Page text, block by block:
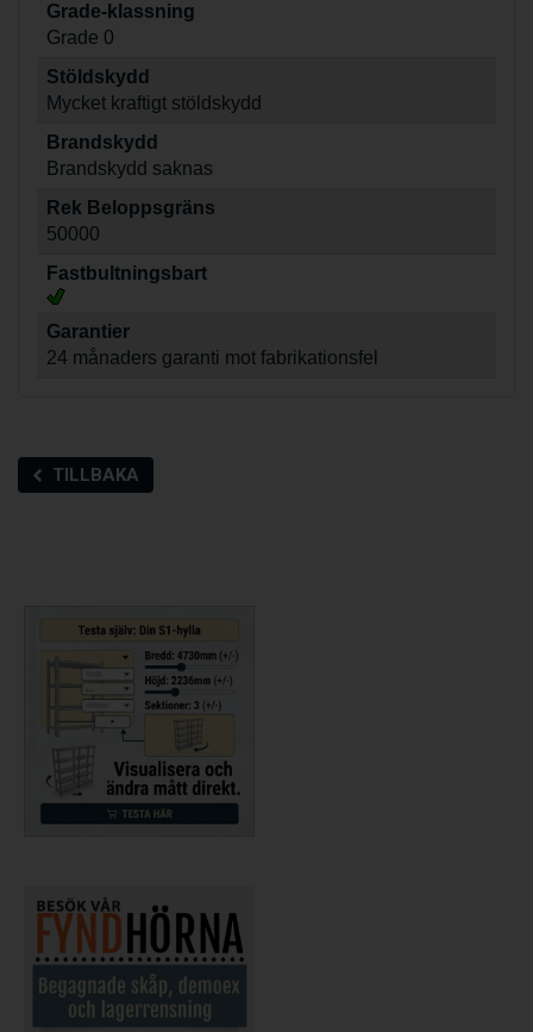
Grade-klassning
Grade 0
Stöldskydd
Mycket kraftigt stöldskydd
Brandskydd
Brandskydd saknas
Rek Beloppsgräns
50000
Fastbultningsbart
Garantier
24 månaders garanti mot fabrikationsfel
TILLBAKA